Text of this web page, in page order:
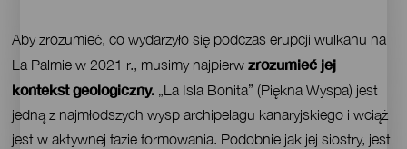
Contenido
Aby zrozumieć, co wydarzyło się podczas erupcji wulkanu na
La Palmie w 2021 r., musimy najpierwzrozumieć jej
kontekst geologiczny. „La Isla Bonita” (Piękna Wyspa) jest
jedną z najmłodszych wysp archipelagu kanaryjskiego i wciąż
jest w aktywnej fazie formowania. Podobnie jak jej siostry, jest